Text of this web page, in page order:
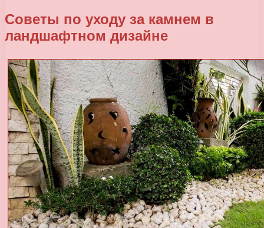
Советы по уходу за камнем в
ландшафтном дизайне